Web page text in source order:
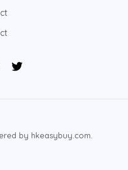
by hkeasybuy.com.